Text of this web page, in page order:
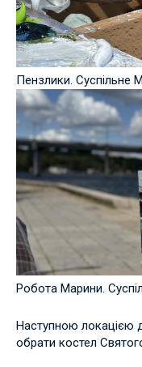
Пензлики. Суспільне
Робота Марини.
Наступною локацією
обрати костел